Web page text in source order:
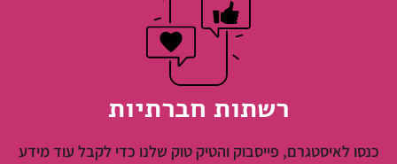
רשתות חברתיות
כנסו לאיסטגרם, פייסבוק והטיק טוק שלנו כדי לקבל עוד מידע